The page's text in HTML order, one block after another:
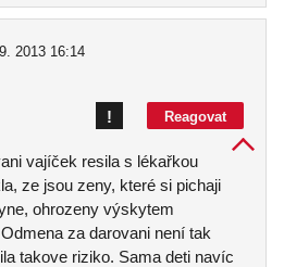
9. 2013 16:14
Reagovat
!
vajíček resila s lékařkou
ze jsou zeny, které si pichaji
ohrozeny výskytem
za darovani není tak
takove riziko. Sama deti navíc